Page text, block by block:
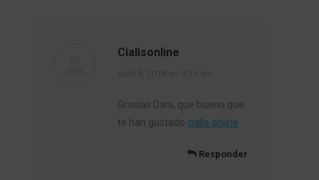
Cialisonline
Gracias Dani, que bueno que
te han gustado.cialis online
Responder